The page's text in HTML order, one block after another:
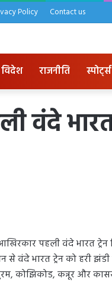
Policy Contact us
विदेश राजनीति स्पोर्ट्स
भारत
पहली वंदे भारत ट्रेन
से वंदे भारत ट्रेन को हरी
कोझिकोड, कन्नूर और